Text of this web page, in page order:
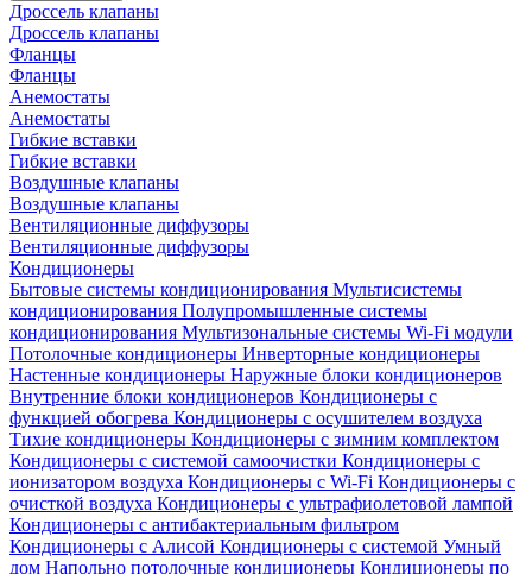
Дроссель клапаны
Дроссель клапаны
Фланцы
Фланцы
Анемостаты
Анемостаты
Гибкие вставки
Гибкие вставки
Воздушные клапаны
Воздушные клапаны
Вентиляционные диффузоры
Вентиляционные диффузоры
Кондиционеры
Бытовые системы кондиционирования Мультисистемы
кондиционирования Полупромышленные системы
кондиционирования Мультизональные системы Wi-Fi модули
Потолочные кондиционеры Инверторные кондиционеры
Настенные кондиционеры Наружные блоки кондиционеров
Внутренние блоки кондиционеров Кондиционеры с
функцией обогрева Кондиционеры с осушителем воздуха
Тихие кондиционеры Кондиционеры с зимним комплектом
Кондиционеры с системой самоочистки Кондиционеры с
ионизатором воздуха Кондиционеры с Wi-Fi Кондиционеры с
очисткой воздуха Кондиционеры с ультрафиолетовой лампой
Кондиционеры с антибактериальным фильтром
Кондиционеры с Алисой Кондиционеры с системой Умный
дом Напольно потолочные кондиционеры Кондиционеры по